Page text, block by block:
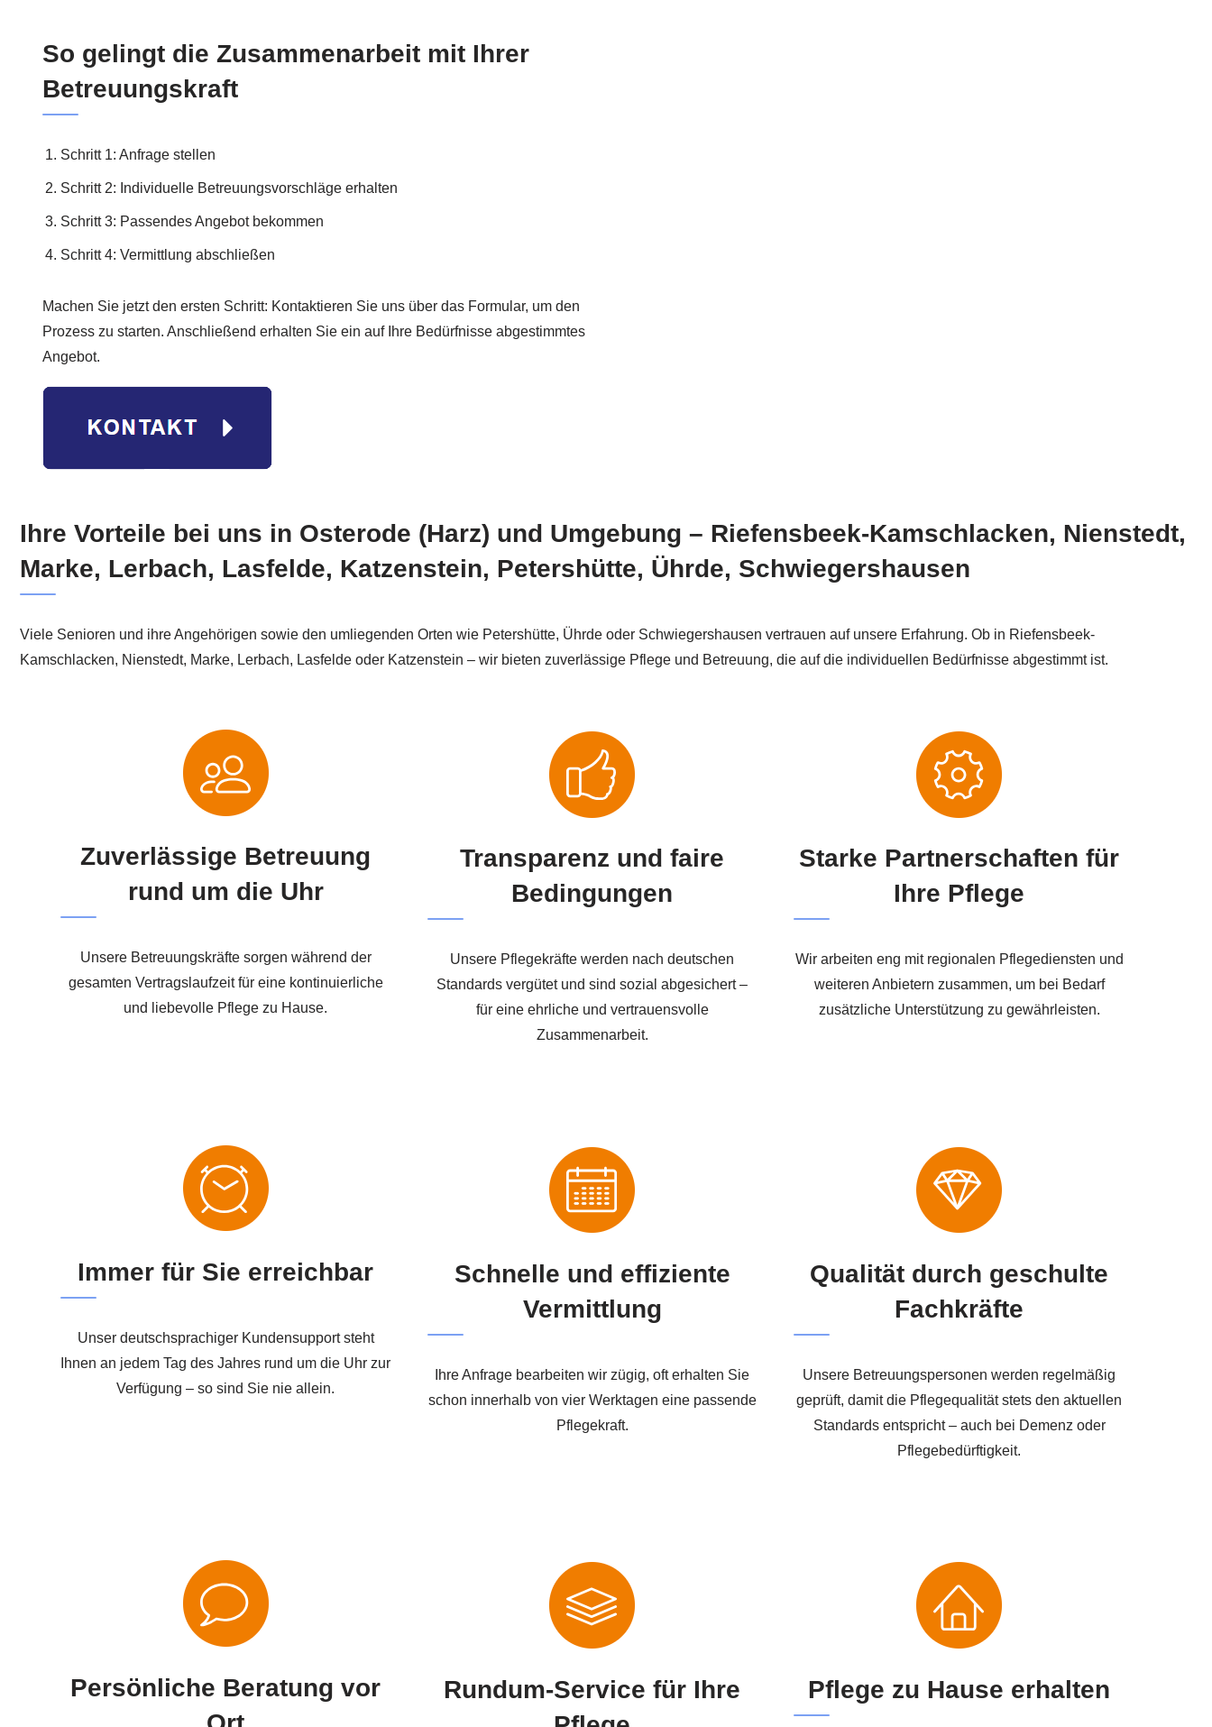
So gelingt die Zusammenarbeit mit Ihrer
Betreuungskraft
Schritt 1: Anfrage stellen
Schritt 2: Individuelle Betreuungsvorschläge erhalten
Schritt 3: Passendes Angebot bekommen
Schritt 4: Vermittlung abschließen
Machen Sie jetzt den ersten Schritt: Kontaktieren Sie uns über das Formular, um den
Prozess zu starten. Anschließend erhalten Sie ein auf Ihre Bedürfnisse abgestimmtes
Angebot.
Ihre Vorteile bei uns in Osterode (Harz) und Umgebung – Riefensbeek-Kamschlacken, Nienstedt,
Marke, Lerbach, Lasfelde, Katzenstein, Petershütte, Ührde, Schwiegershausen
Viele Senioren und ihre Angehörigen sowie den umliegenden Orten wie Petershütte, Ührde oder Schwiegershausen vertrauen auf unsere Erfahrung. Ob in Riefensbeek-
Kamschlacken, Nienstedt, Marke, Lerbach, Lasfelde oder Katzenstein – wir bieten zuverlässige Pflege und Betreuung, die auf die individuellen Bedürfnisse abgestimmt ist.
Zuverlässige Betreuung
rund um die Uhr
Unsere Betreuungskräfte sorgen während der
gesamten Vertragslaufzeit für eine kontinuierliche
und liebevolle Pflege zu Hause.
Transparenz und faire
Bedingungen
Unsere Pflegekräfte werden nach deutschen
Standards vergütet und sind sozial abgesichert –
für eine ehrliche und vertrauensvolle
Zusammenarbeit.
Starke Partnerschaften für
Ihre Pflege
Wir arbeiten eng mit regionalen Pflegediensten und
weiteren Anbietern zusammen, um bei Bedarf
zusätzliche Unterstützung zu gewährleisten.
Immer für Sie erreichbar
Unser deutschsprachiger Kundensupport steht
Ihnen an jedem Tag des Jahres rund um die Uhr zur
Verfügung – so sind Sie nie allein.
Schnelle und effiziente
Vermittlung
Ihre Anfrage bearbeiten wir zügig, oft erhalten Sie
schon innerhalb von vier Werktagen eine passende
Pflegekraft.
Qualität durch geschulte
Fachkräfte
Unsere Betreuungspersonen werden regelmäßig
geprüft, damit die Pflegequalität stets den aktuellen
Standards entspricht – auch bei Demenz oder
Pflegebedürftigkeit.
Persönliche Beratung vor
Rundum-Service für Ihre
Pflege zu Hause erhalten